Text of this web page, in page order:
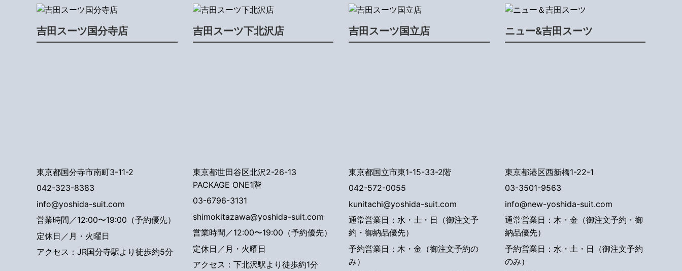
吉田スーツ国分寺店
東京都国分寺市南町3-11-2
042-323-8383
info@yoshida-suit.com
営業時間／12:00〜19:00（予約優先）
定休日／月・火曜日
アクセス：JR国分寺駅より徒歩約5分
吉田スーツ下北沢店
東京都世田谷区北沢2-26-13
PACKAGE ONE1階
03-6796-3131
shimokitazawa@yoshida-suit.com
営業時間／12:00〜19:00（予約優先）
定休日／月・火曜日
アクセス：下北沢駅より徒歩約1分
吉田スーツ国立店
東京都国立市東1-15-33-2階
042-572-0055
kunitachi@yoshida-suit.com
通常営業日：水・土・日（御注文予
約・御納品優先）
予約営業日：木・金（御注文予約の
み）
ニュー&吉田スーツ
東京都港区西新橋1-22-1
03-3501-9563
info@new-yoshida-suit.com
通常営業日：木・金（御注文予約・御
納品優先）
予約営業日：水・土・日（御注文予約
のみ）